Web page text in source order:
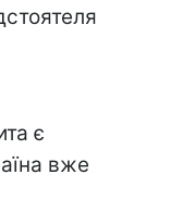
є
вже